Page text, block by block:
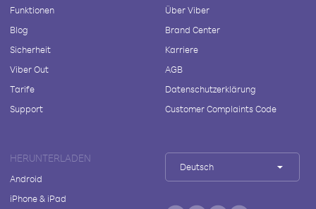
Funktionen
Blog
Sicherheit
Viber Out
Tarife
Support
Über Viber
Brand Center
Karriere
AGB
Datenschutzerklärung
Customer Complaints Code
HERUNTERLADEN
Android
iPhone & iPad
Deutsch